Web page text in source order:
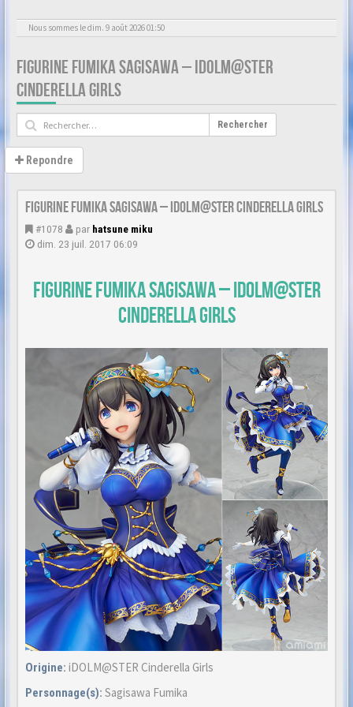
Nous sommes le dim. 9 août 2026 01:50
FIGURINE FUMIKA SAGISAWA – IDOLM@STER
CINDERELLA GIRLS
Rechercher
Repondre
Figurine Fumika Sagisawa – iDOLM@STER Cinderella Girls
#1078 par hatsune miku
dim. 23 juil. 2017 06:09
Figurine Fumika Sagisawa – iDOLM@STER
Cinderella Girls
Origine: iDOLM@STER Cinderella Girls
Personnage(s): Sagisawa Fumika